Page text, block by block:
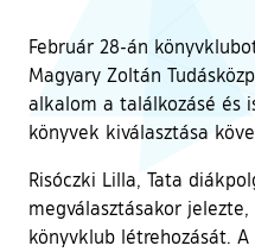
Február 28-án
Magyary Zoltán
alkalom a találkozásé és
könyvek kiválasztása
Risóczki Lilla, Tata
megválasztásakor
könyvklub létrehozását.